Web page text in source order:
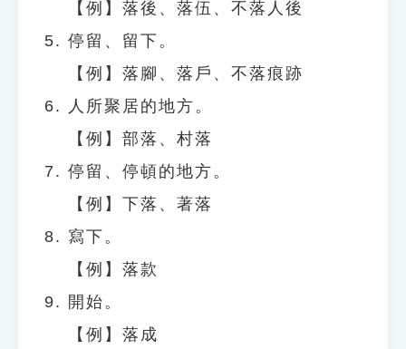
【例】落後、落伍、不落人後
停留、留下。
【例】落腳、落戶、不落痕跡
人所聚居的地方。
【例】部落、村落
停留、停頓的地方。
【例】下落、著落
寫下。
【例】落款
開始。
【例】落成